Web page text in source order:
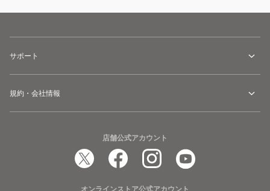
サポート
規約・会社情報
店舗公式アカウント
オンラインストア公式アカウント